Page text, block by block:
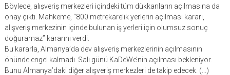
Böylece, alışveriş merkezleri içindeki tüm dükkanların açılmasına da
onay çıktı. Mahkeme, “800 metrekarelik yerlerin açılması kararı,
alışveriş merkezinin içinde bulunan iş yerleri için olumsuz sonuç
doğuramaz” kararını verdi.
Bu kararla, Almanya’da dev alışveriş merkezlerinin açılmasının
önünde engel kalmadı. Salı günü KaDeWe’nin açılması bekleniyor.
Bunu Almanya’daki diğer alışveriş merkezleri de takip edecek. (…)